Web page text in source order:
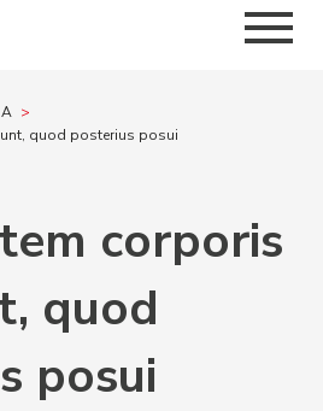
Menu
quod posterius posui
corporis
quod
posui